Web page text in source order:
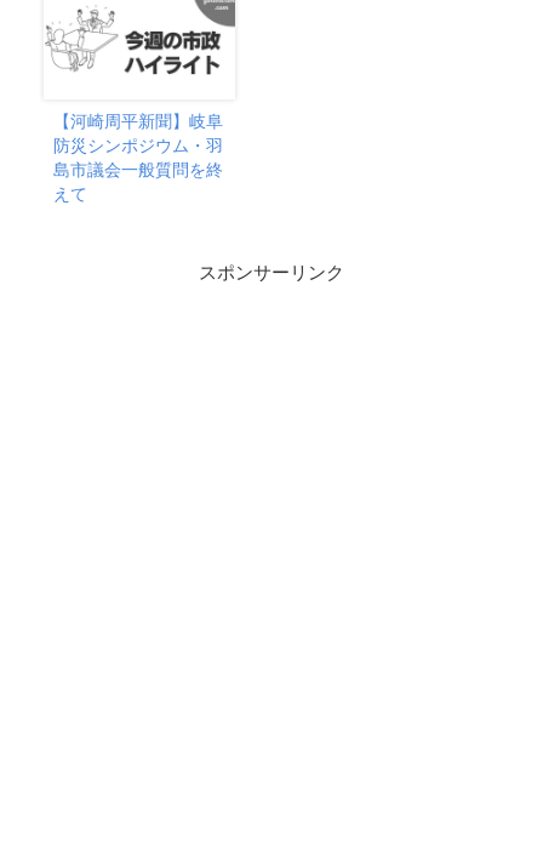
【河崎周平新聞】岐阜
防災シンポジウム・羽
島市議会一般質問を終
えて
スポンサーリンク